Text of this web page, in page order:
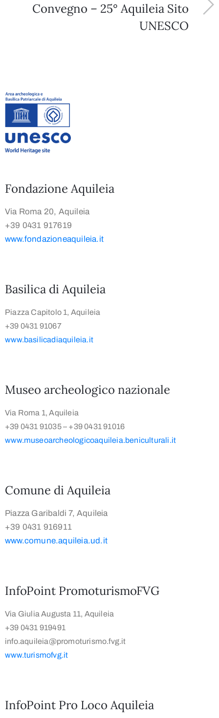
Convegno – 25° Aquileia Sito
UNESCO
Fondazione Aquileia
Via Roma 20, Aquileia
+39 0431 917619
www.fondazioneaquileia.it
Basilica di Aquileia
Piazza Capitolo 1, Aquileia
+39 0431 91067
www.basilicadiaquileia.it
Museo archeologico nazionale
Via Roma 1, Aquileia
+39 0431 91035 – +39 0431 91016
www.museoarcheologicoaquileia.beniculturali.it
Comune di Aquileia
Piazza Garibaldi 7, Aquileia
+39 0431 916911
www.comune.aquileia.ud.it
InfoPoint PromoturismoFVG
Via Giulia Augusta 11, Aquileia
+39 0431 919491
info.aquileia@promoturismo.fvg.it
www.turismofvg.it
InfoPoint Pro Loco Aquileia